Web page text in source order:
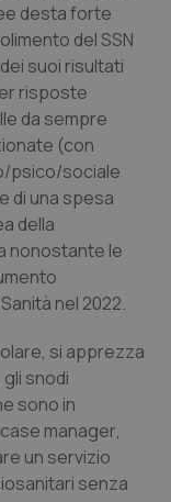
desta forte
del SSN
suoi risultati
risposte
da sempre
(con
psico/sociale
di una spesa
della
nonostante le
nel 2022.
si apprezza
snodi
sono in
case manager,
un servizio
senza